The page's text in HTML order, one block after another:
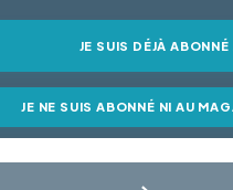
JE SUIS DÉJÀ
JE NE SUIS ABONNÉ NI AU